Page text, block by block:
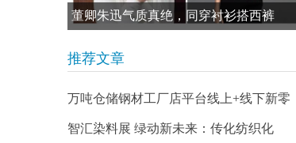
董卿朱迅气质真绝，同穿衬衫搭西裤
推荐文章
万吨仓储钢材工厂店平台线上+线下新零
智汇染料展 绿动新未来：传化纺织化